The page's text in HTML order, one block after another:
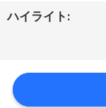
工
行
ハイライト: